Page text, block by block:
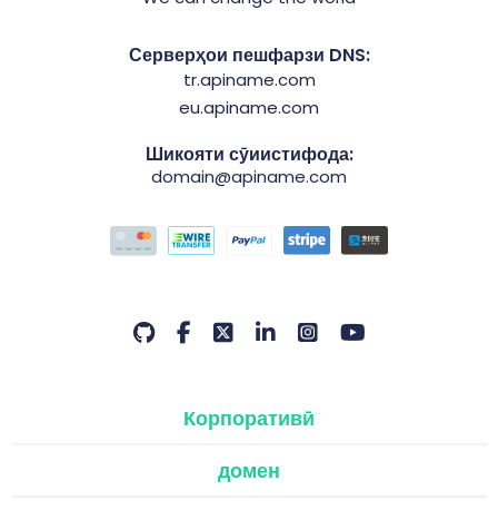
Серверҳои пешфарзи DNS:
tr.apiname.com
eu.apiname.com
Шикояти сӯиистифода:
domain@apiname.com
Корпоративӣ
домен